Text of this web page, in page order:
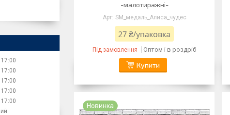
-малотиражні-
SM_медаль_Алиса_чудес
27 ₴/упаковка
Під замовлення Оптом і в роздріб
Купити
Новинка
17:00
17:00
17:00
17:00
17:00